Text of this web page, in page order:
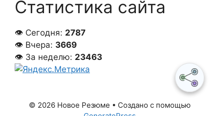
Статистика сайта
👁 Сегодня: 2787
👁 Вчера: 3669
👁 За неделю: 23463
© 2026 Новое Резюме • Создано с помощью